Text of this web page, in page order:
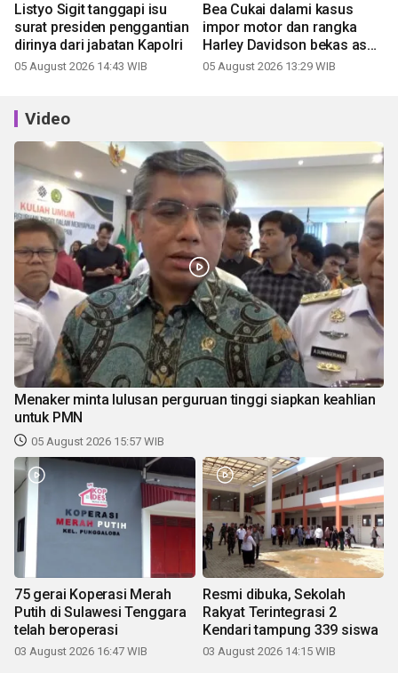
Listyo Sigit tanggapi isu
surat presiden penggantian
dirinya dari jabatan Kapolri
05 August 2026 14:43 WIB
Bea Cukai dalami kasus
impor motor dan rangka
Harley Davidson bekas asal
China
05 August 2026 13:29 WIB
Video
Menaker minta lulusan perguruan tinggi siapkan keahlian
untuk PMN
05 August 2026 15:57 WIB
75 gerai Koperasi Merah
Putih di Sulawesi Tenggara
telah beroperasi
03 August 2026 16:47 WIB
Resmi dibuka, Sekolah
Rakyat Terintegrasi 2
Kendari tampung 339 siswa
03 August 2026 14:15 WIB